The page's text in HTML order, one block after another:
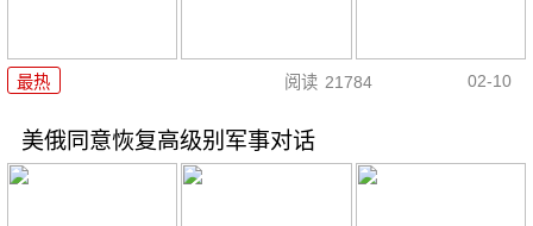
最热 阅读 21784 02-10
美俄同意恢复高级别军事对话